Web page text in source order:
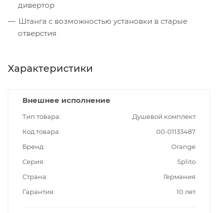
дивертор
Штанга с возможностью установки в старые
отверстия
Характеристики
Внешнее исполнение
Тип товара
Душевой комплект
Код товара
00-01133487
Бренд
Orange
Серия
Splito
Страна
Германия
Гарантия
10 лет